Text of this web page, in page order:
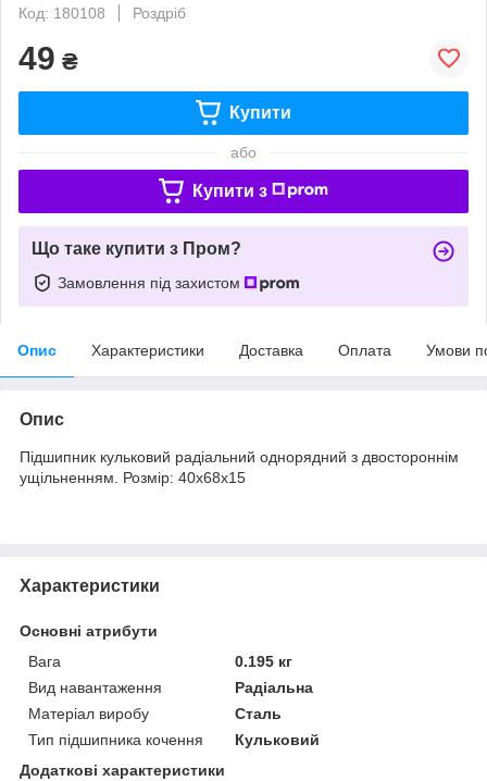
Код: 180108
Роздріб
49 ₴
Купити
або
Купити з
Що таке купити з Пром?
Замовлення під захистом
Опис Характеристики Доставка Оплата Умови
Опис
Підшипник кульковий радіальний однорядний з двостороннім
ущільненням. Розмір: 40х68х15
Характеристики
Основні атрибути
Вага
0.195 кг
Вид навантаження
Радіальна
Матеріал виробу
Сталь
Тип підшипника кочення
Кульковий
Додаткові характеристики